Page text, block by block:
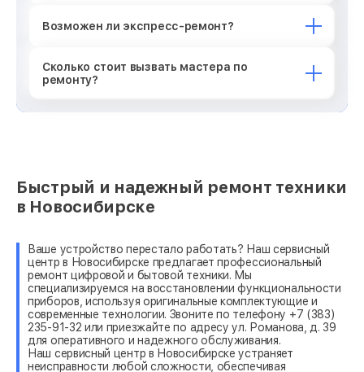
Возможен ли экспресс-ремонт?
Сколько стоит вызвать мастера по
ремонту?
Быстрый и надежный ремонт техники
в Новосибирске
Ваше устройство перестало работать? Наш сервисный
центр в Новосибирске предлагает профессиональный
ремонт цифровой и бытовой техники. Мы
специализируемся на восстановлении функциональности
приборов, используя оригинальные комплектующие и
современные технологии. Звоните по телефону +7 (383)
235-91-32 или приезжайте по адресу ул. Романова, д. 39
для оперативного и надежного обслуживания.
Наш сервисный центр в Новосибирске устраняет
неисправности любой сложности, обеспечивая